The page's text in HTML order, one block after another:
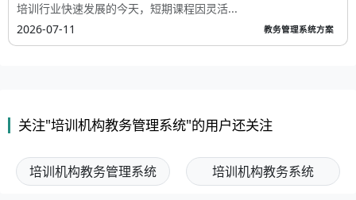
培训行业快速发展的今天，短期课程因灵活...
2026-07-11
教务管理系统方案
关注"培训机构教务管理系统"的用户还关注
培训机构教务管理系统 培训机构教务系统